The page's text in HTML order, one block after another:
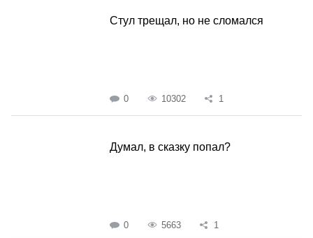
Стул трещал, но не сломался
0 10302 1
Думал, в сказку попал?
0 5663 1